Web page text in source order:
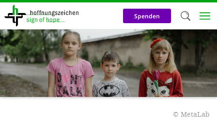
Direkt
zum
Inhalt
Spenden
© MetaLab
Herzlich
Wir
auf
Neben